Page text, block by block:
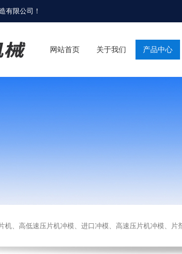
有限公司 ！
网站首页 关于我们 产品中心
机、高低速压片机冲模、进口冲模、高速压片机冲模、片